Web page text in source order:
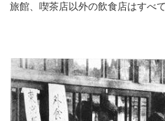
旅館、喫茶店以外の飲食店はすべ